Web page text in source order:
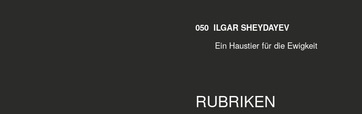
050 ILGAR SHEYDAYEV
Ein Haustier für die Ewigkeit
RUBRIKEN